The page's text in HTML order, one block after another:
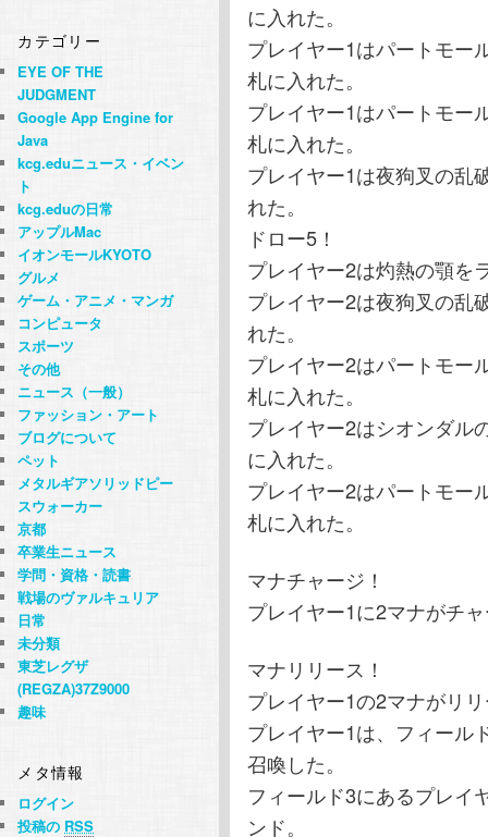
に入れた。
プレイヤー1はパートモー
札に入れた。
プレイヤー1はパートモー
札に入れた。
プレイヤー1は夜狗叉の乱
れた。
ドロー5！
プレイヤー2は灼熱の顎を
プレイヤー2は夜狗叉の乱
れた。
プレイヤー2はパートモー
札に入れた。
プレイヤー2はシオンダル
に入れた。
プレイヤー2はパートモー
札に入れた。
マナチャージ！
プレイヤー1に2マナがチ
マナリリース！
プレイヤー1の2マナがリ
プレイヤー1は、フィー
召喚した。
フィールド3にあるプレイ
ンド。
カテゴリー
EYE OF THE
JUDGMENT
Google App Engine for
Java
kcg.eduニュース・イベン
ト
kcg.eduの日常
アップルMac
イオンモールKYOTO
グルメ
ゲーム・アニメ・マンガ
コンピュータ
スポーツ
その他
ニュース（一般）
ファッション・アート
ブログについて
ペット
メタルギアソリッドピー
スウォーカー
京都
卒業生ニュース
学問・資格・読書
戦場のヴァルキュリア
日常
未分類
東芝レグザ
(REGZA)37Z9000
趣味
メタ情報
ログイン
投稿の RSS